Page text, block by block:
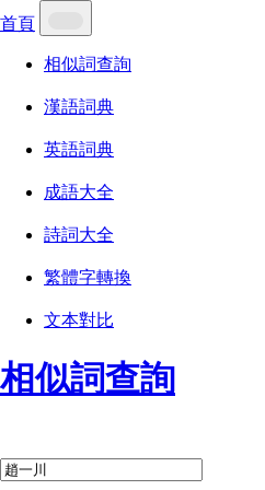
首頁
相似詞查詢
漢語詞典
英語詞典
成語大全
詩詞大全
繁體字轉換
文本對比
相似詞查詢